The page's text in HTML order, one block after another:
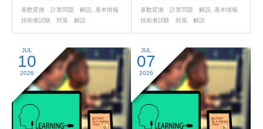
基数変換 計算問題 解説
基本情報
技術者試験 対策 解説
基数変換 計算問題 解説
基本情報
技術者試験 対策 解説
JUL
10
2026
JUL
07
2026